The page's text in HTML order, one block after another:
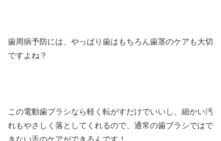
歯周病予防には、やっぱり歯はもちろん歯茎のケアも大切
ですよね？
この電動歯ブラシなら軽く転がすだけでいいし、細かい汚
れもやさしく落としてくれるので、通常の歯ブラシではで
きない舌のケアができるんです！